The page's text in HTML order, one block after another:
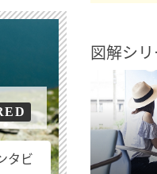
タビ
図解シ